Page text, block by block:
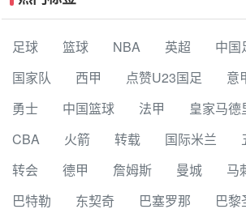
足球 篮球 NBA 英超 中国
国家队
西甲 点赞U23国足 意
勇士
中国篮球 法甲 皇家马德
CBA
火箭 转载 国际米兰
转会
德甲 詹姆斯 曼城 马
巴特勒
东契奇 巴塞罗那 巴黎